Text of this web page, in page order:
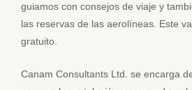
guiamos con consejos de viaje y
las reservas de las aerolíneas. Este
gratuito.
Canam Consultants Ltd. se encarga